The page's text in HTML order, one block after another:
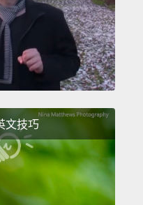
一個大腦連結到某
提示和那獎勵會變
基底核的特定區塊
also use this
項知識。
文技巧